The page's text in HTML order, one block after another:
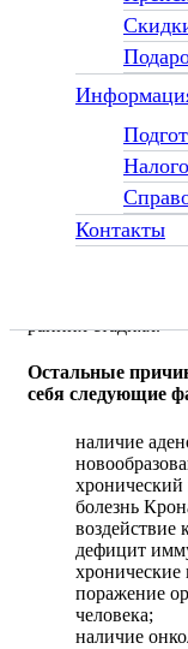
Контакты
Наследственная
целым рядом
семейный
колоректального
генетических
наследственного
На молекулярном
мутациями в
поражаются гены
чтобы, в случае
ранних стадиях.
Остальные
себя следующие
наличие
хронический
болезнь
воздействие
дефицит
поражение
человека;
наличие